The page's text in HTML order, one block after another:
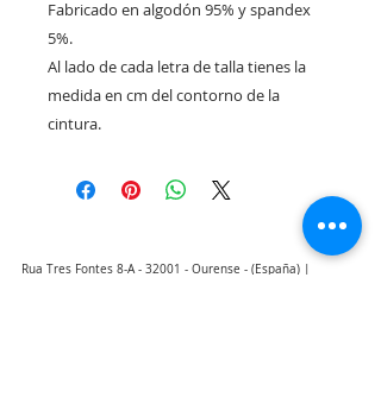
Fabricado en algodón 95% y spandex
5%.
Al lado de cada letra de talla tienes la
medida en cm del contorno de la
cintura.
Rua Tres Fontes 8-A - 32001 - Ourense - (España) |